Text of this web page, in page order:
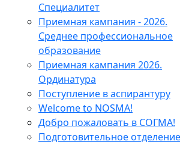
Специалитет
Приемная кампания - 2026.
Среднее профессиональное
образование
Приемная кампания 2026.
Ординатура
Поступление в аспирантуру
Welcome to NOSMA!
Добро пожаловать в СОГМА!
Подготовительное отделение